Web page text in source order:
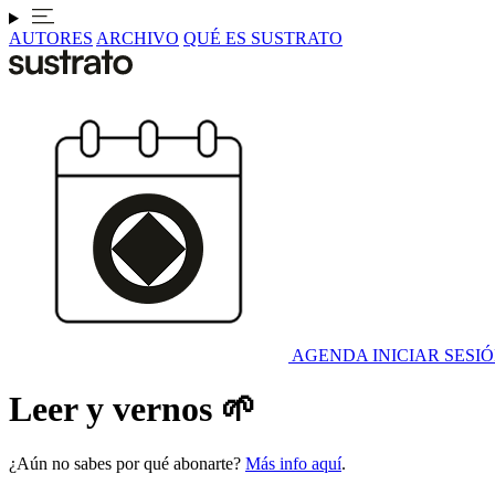
AUTORES ARCHIVO QUÉ ES SUSTRATO
AGENDA INICIAR
Leer y vernos 🌱
¿Aún no sabes por qué abonarte? Más info aquí.